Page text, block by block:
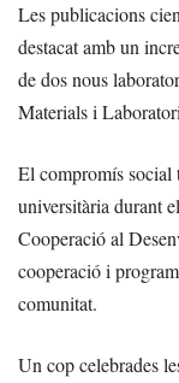
Les publicacions
destacat amb un
de dos nous
Materials i
El compromís social
universitària durant
Cooperació al
cooperació i
comunitat.
Un cop celebrades